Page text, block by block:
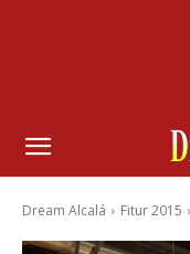
Dream Alcalá Fitur 2015